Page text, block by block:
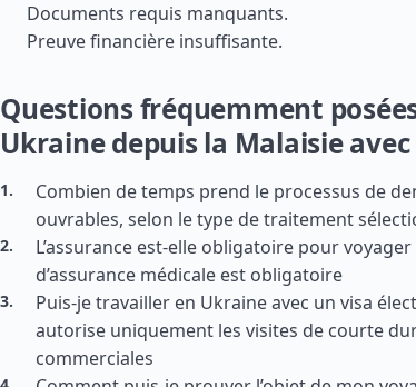
Documents requis manquants.
Preuve financière insuffisante.
Questions fréquemment
Ukraine depuis la Malaisie avec
Combien de temps prend le processus de
ouvrables, selon le type de traitement
L’assurance est-elle obligatoire pour
d’assurance médicale est obligatoire
Puis-je travailler en Ukraine avec un visa
autorise uniquement les visites de courte
commerciales